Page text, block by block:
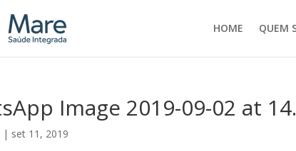
HOME QUEM
Image 2019-09-02 at
| set 11, 2019